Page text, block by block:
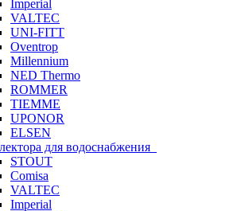
Imperial
VALTEC
UNI-FITT
Oventrop
Millennium
NED Thermo
ROMMER
TIEMME
UPONOR
ELSEN
для водоснабжения
STOUT
Comisa
VALTEC
Imperial